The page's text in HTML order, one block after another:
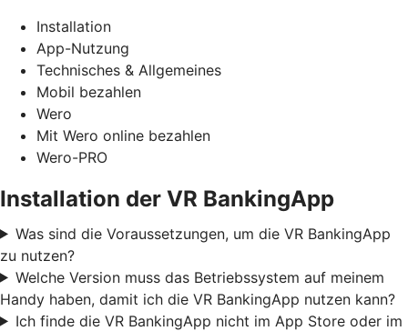
Installation
App-Nutzung
Technisches & Allgemeines
Mobil bezahlen
Wero
Mit Wero online bezahlen
Wero-PRO
Installation der VR BankingApp
Was sind die Voraussetzungen, um die VR BankingApp
zu nutzen?
Welche Version muss das Betriebssystem auf meinem
Handy haben, damit ich die VR BankingApp nutzen kann?
Ich finde die VR BankingApp nicht im App Store oder im